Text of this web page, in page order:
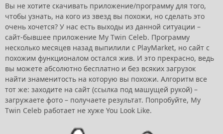
Вы не хотите скачивать приложение/программу для того,
чтобы узнать, на кого из звезд вы похожи, но сделать это
очень хочется? У нас есть выходы из данной ситуации –
сайт-бывшее приложение My Twin Celeb. Программу
несколько месяцев назад выпилили с PlayMarket, но сайт с
похожим функционалом остался жив. И это прекрасно, ведь
вы можете абсолютно бесплатно и без всяких загрузок
найти знаменитость на которую вы похожи. Алгоритм все
тот же: заходите на сайт (ссылка под машущей рукой) –
загружаете фото – получаете результат. Попробуйте, My
Twin Celeb работает не хуже You Look Like.